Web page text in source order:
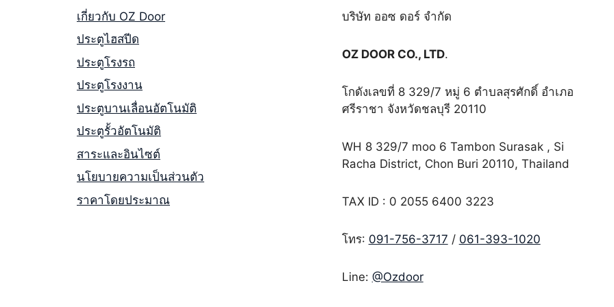
เกี่ยวกับ OZ Door
ประตูไฮสปีด
ประตูโรงรถ
ประตูโรงงาน
ประตูบานเลื่อนอัตโนมัติ
ประตูรั้วอัตโนมัติ
สาระและอินไซต์
นโยบายความเป็นส่วนตัว
ราคาโดยประมาณ
บริษัท ออซ ดอร์ จำกัด
OZ DOOR CO., LTD.
โกดังเลขที่ 8 329/7 หมู่ 6 ตำบลสุรศักดิ์ อำเภอ
ศรีราชา จังหวัดชลบุรี 20110
WH 8 329/7 moo 6 Tambon Surasak , Si
Racha District, Chon Buri 20110, Thailand
TAX ID : 0 2055 6400 3223
โทร: 091-756-3717 / 061-393-1020
Line: @Ozdoor